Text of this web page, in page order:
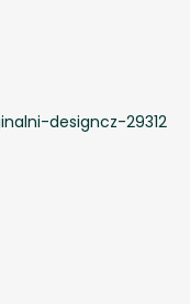
designcz-29312